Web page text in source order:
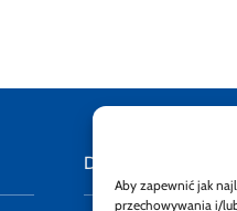
Aby zapewnić jak
przechowywania i/
Deklaracja